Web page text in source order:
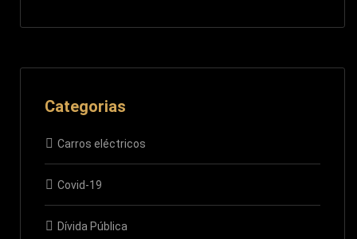
Categorias
Carros eléctricos
Covid-19
Dívida Pública